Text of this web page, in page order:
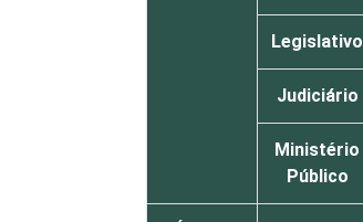
Legislativo
Judiciário
Ministério
Público